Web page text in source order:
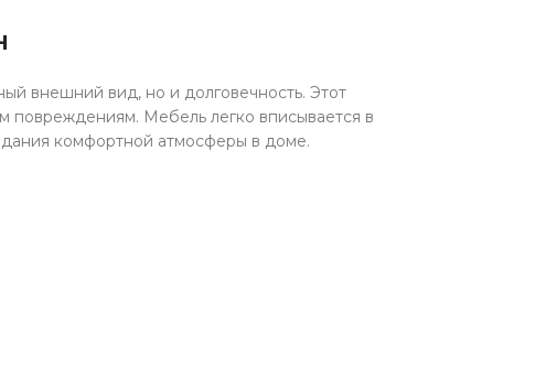
внешний вид, но и долговечность. Этот
повреждениям. Мебель легко вписывается в
комфортной атмосферы в доме.